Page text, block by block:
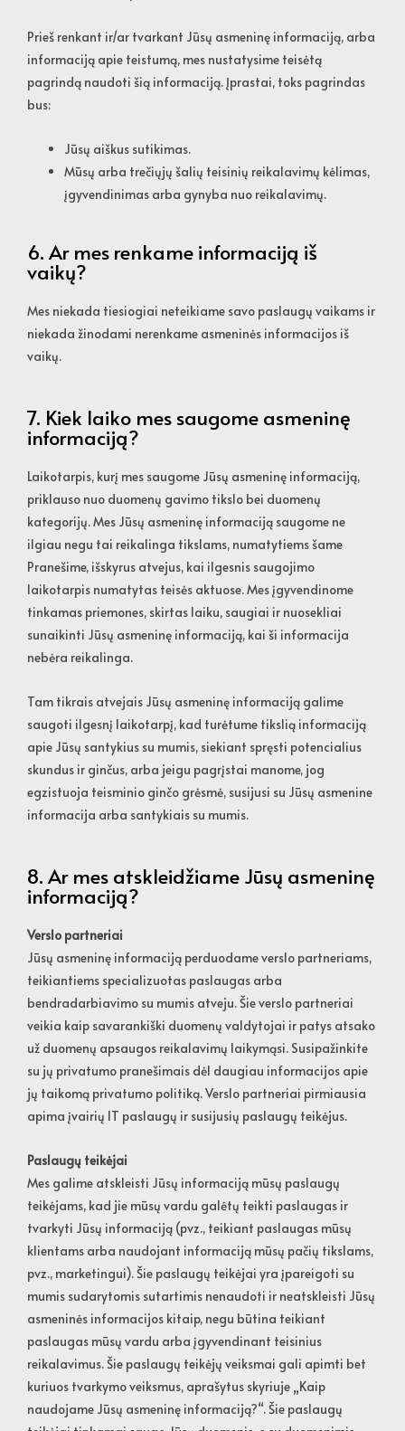
Prieš renkant ir/ar tvarkant Jūsų asmeninę informaciją, arba
informaciją apie teistumą, mes nustatysime teisėtą
pagrindą naudoti šią informaciją. Įprastai, toks pagrindas
bus:
Jūsų aiškus sutikimas.
Mūsų arba trečiųjų šalių teisinių reikalavimų kėlimas,
įgyvendinimas arba gynyba nuo reikalavimų.
6. Ar mes renkame informaciją iš
vaikų?
Mes niekada tiesiogiai neteikiame savo paslaugų vaikams ir
niekada žinodami nerenkame asmeninės informacijos iš
vaikų.
7. Kiek laiko mes saugome asmeninę
informaciją?
Laikotarpis, kurį mes saugome Jūsų asmeninę informaciją,
priklauso nuo duomenų gavimo tikslo bei duomenų
kategorijų. Mes Jūsų asmeninę informaciją saugome ne
ilgiau negu tai reikalinga tikslams, numatytiems šame
Pranešime, išskyrus atvejus, kai ilgesnis saugojimo
laikotarpis numatytas teisės aktuose. Mes įgyvendinome
tinkamas priemones, skirtas laiku, saugiai ir nuosekliai
sunaikinti Jūsų asmeninę informaciją, kai ši informacija
nebėra reikalinga.
Tam tikrais atvejais Jūsų asmeninę informaciją galime
saugoti ilgesnį laikotarpį, kad turėtume tikslią informaciją
apie Jūsų santykius su mumis, siekiant spręsti potencialius
skundus ir ginčus, arba jeigu pagrįstai manome, jog
egzistuoja teisminio ginčo grėsmė, susijusi su Jūsų asmenine
informacija arba santykiais su mumis.
8. Ar mes atskleidžiame Jūsų asmeninę
informaciją?
Verslo partneriai
Jūsų asmeninę informaciją perduodame verslo partneriams,
teikiantiems specializuotas paslaugas arba
bendradarbiavimo su mumis atveju. Šie verslo partneriai
veikia kaip savarankiški duomenų valdytojai ir patys atsako
už duomenų apsaugos reikalavimų laikymąsi. Susipažinkite
su jų privatumo pranešimais dėl daugiau informacijos apie
jų taikomą privatumo politiką. Verslo partneriai pirmiausia
apima įvairių IT paslaugų ir susijusių paslaugų teikėjus.
Paslaugų teikėjai
Mes galime atskleisti Jūsų informaciją mūsų paslaugų
teikėjams, kad jie mūsų vardu galėtų teikti paslaugas ir
tvarkyti Jūsų informaciją (pvz., teikiant paslaugas mūsų
klientams arba naudojant informaciją mūsų pačių tikslams,
pvz., marketingui). Šie paslaugų teikėjai yra įpareigoti su
mumis sudarytomis sutartimis nenaudoti ir neatskleisti Jūsų
asmeninės informacijos kitaip, negu būtina teikiant
paslaugas mūsų vardu arba įgyvendinant teisinius
reikalavimus. Šie paslaugų teikėjų veiksmai gali apimti bet
kuriuos tvarkymo veiksmus, aprašytus skyriuje „Kaip
naudojame Jūsų asmeninę informaciją?“. Šie paslaugų